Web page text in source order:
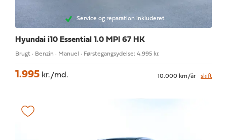
Service og reparation inkluderet
Hyundai i10 Essential 1.0 MPI 67 HK
Brugt · Benzin · Manuel · Førstegangsydelse: 4.995 kr.
1.995 kr./md. 10.000 km/år skift